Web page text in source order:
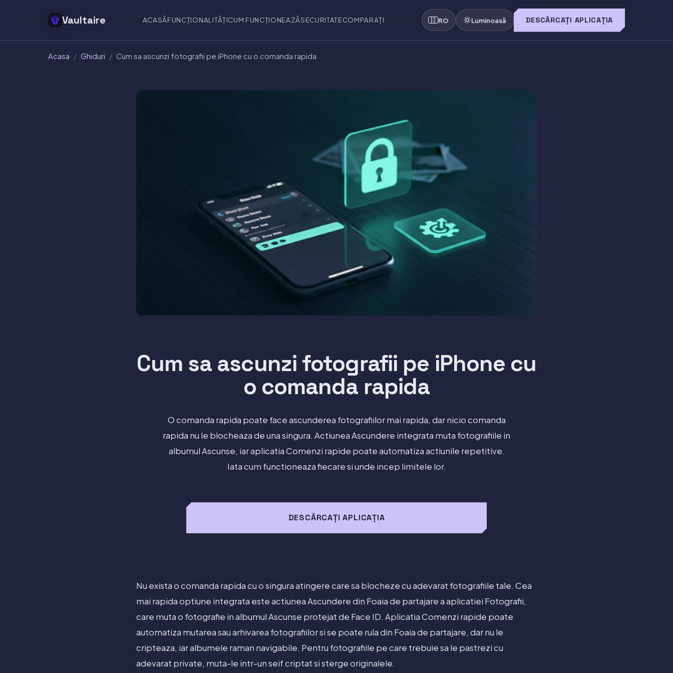
Vaultaire ACASĂFUNCȚIONALITĂȚICUM FUNCȚIONEAZĂSECURITATECOMPARAȚI RO Luminoasă DESCĂRCAȚI APLICAȚIA
Acasa / Ghiduri / Cum sa ascunzi fotografii pe iPhone cu o comanda rapida
Cum sa ascunzi fotografii pe iPhone cu
o comanda rapida
O comanda rapida poate face ascunderea fotografiilor mai rapida, dar nicio comanda
rapida nu le blocheaza de una singura. Actiunea Ascundere integrata muta fotografiile in
albumul Ascunse, iar aplicatia Comenzi rapide poate automatiza actiunile repetitive.
Iata cum functioneaza fiecare si unde incep limitele lor.
DESCĂRCAȚI APLICAȚIA
Nu exista o comanda rapida cu o singura atingere care sa blocheze cu adevarat fotografiile tale. Cea
mai rapida optiune integrata este actiunea Ascundere din Foaia de partajare a aplicatiei Fotografii,
care muta o fotografie in albumul Ascunse protejat de Face ID. Aplicatia Comenzi rapide poate
automatiza mutarea sau arhivarea fotografiilor si se poate rula din Foaia de partajare, dar nu le
cripteaza, iar albumele raman navigabile. Pentru fotografiile pe care trebuie sa le pastrezi cu
adevarat private, muta-le intr-un seif criptat si sterge originalele.